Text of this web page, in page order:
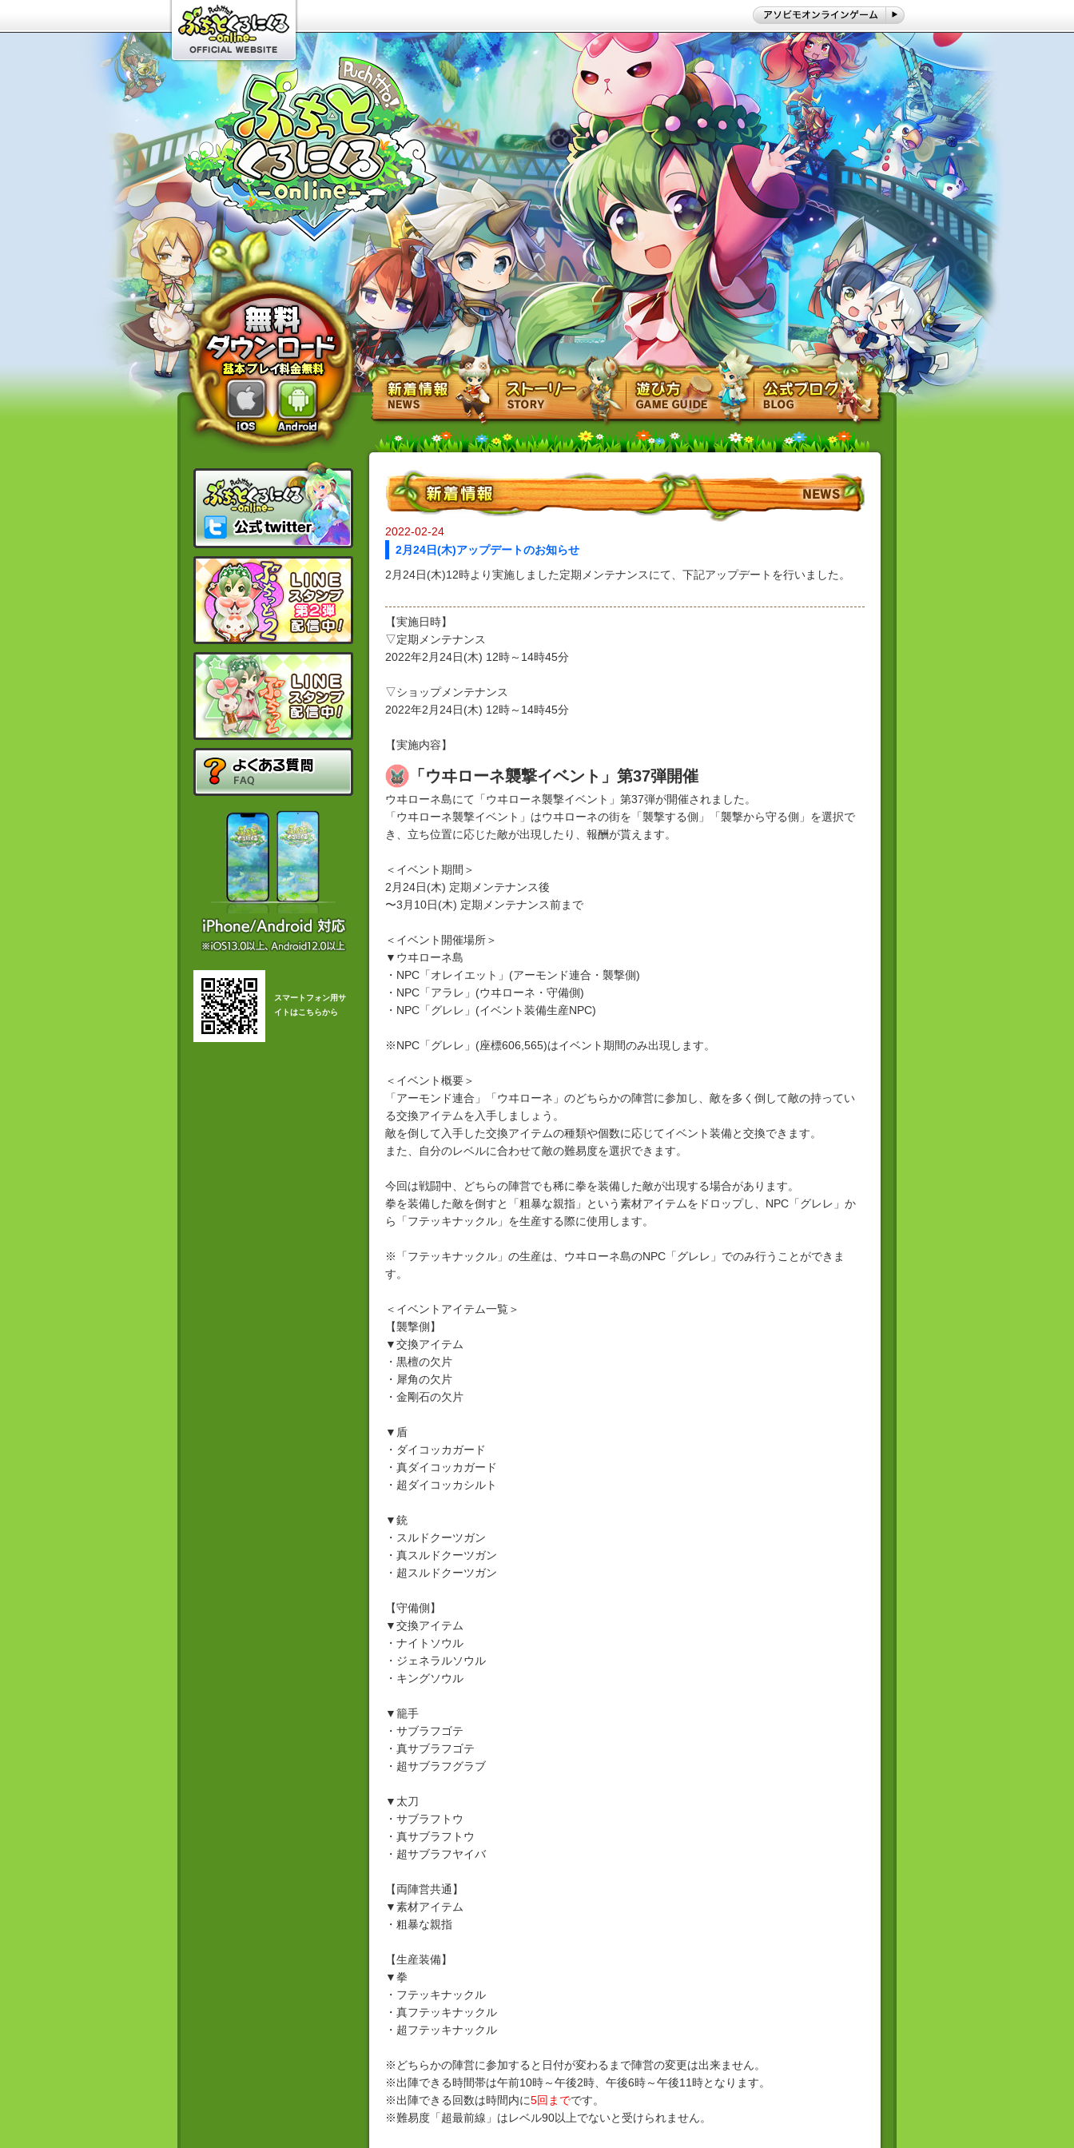
2022-02-24
2月24日(木)アップデートのお知らせ
2月24日(木)12時より実施しました定期メンテナンスにて、下記アップデートを行いました。
【実施日時】
▽定期メンテナンス
2022年2月24日(木) 12時～14時45分
▽ショップメンテナンス
2022年2月24日(木) 12時～14時45分
【実施内容】
「ウヰローネ襲撃イベント」第37弾開催
ウヰローネ島にて「ウヰローネ襲撃イベント」第37弾が開催されました。
「ウヰローネ襲撃イベント」はウヰローネの街を「襲撃する側」「襲撃から守る側」を選択で
き、立ち位置に応じた敵が出現したり、報酬が貰えます。
＜イベント期間＞
2月24日(木) 定期メンテナンス後
〜3月10日(木) 定期メンテナンス前まで
＜イベント開催場所＞
▼ウヰローネ島
・NPC「オレイエット」(アーモンド連合・襲撃側)
・NPC「アラレ」(ウヰローネ・守備側)
・NPC「グレレ」(イベント装備生産NPC)
※NPC「グレレ」(座標606,565)はイベント期間のみ出現します。
＜イベント概要＞
「アーモンド連合」「ウヰローネ」のどちらかの陣営に参加し、敵を多く倒して敵の持ってい
る交換アイテムを入手しましょう。
敵を倒して入手した交換アイテムの種類や個数に応じてイベント装備と交換できます。
また、自分のレベルに合わせて敵の難易度を選択できます。
今回は戦闘中、どちらの陣営でも稀に拳を装備した敵が出現する場合があります。
拳を装備した敵を倒すと「粗暴な親指」という素材アイテムをドロップし、NPC「グレレ」か
ら「フテッキナックル」を生産する際に使用します。
※「フテッキナックル」の生産は、ウヰローネ島のNPC「グレレ」でのみ行うことができま
す。
＜イベントアイテム一覧＞
【襲撃側】
▼交換アイテム
・黒檀の欠片
・犀角の欠片
・金剛石の欠片
▼盾
・ダイコッカガード
・真ダイコッカガード
・超ダイコッカシルト
▼銃
・スルドクーツガン
・真スルドクーツガン
・超スルドクーツガン
【守備側】
▼交換アイテム
・ナイトソウル
・ジェネラルソウル
・キングソウル
▼籠手
・サブラフゴテ
・真サブラフゴテ
・超サブラフグラブ
▼太刀
・サブラフトウ
・真サブラフトウ
・超サブラフヤイバ
【両陣営共通】
▼素材アイテム
・粗暴な親指
【生産装備】
▼拳
・フテッキナックル
・真フテッキナックル
・超フテッキナックル
※どちらかの陣営に参加すると日付が変わるまで陣営の変更は出来ません。
※出陣できる時間帯は午前10時～午後2時、午後6時～午後11時となります。
※出陣できる回数は時間内に5回までです。
※難易度「超最前線」はレベル90以上でないと受けられません。
スマートフォン用サ
イトはこちらから